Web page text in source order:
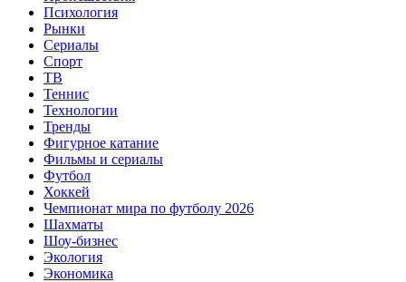
Психология
Рынки
Сериалы
Спорт
ТВ
Теннис
Технологии
Тренды
Фигурное катание
Фильмы и сериалы
Футбол
Хоккей
Чемпионат мира по футболу 2026
Шахматы
Шоу-бизнес
Экология
Экономика